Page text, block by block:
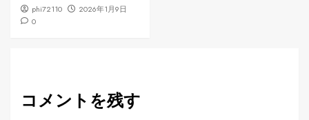
phi72110
2026年1月9日
0
コメントを残す